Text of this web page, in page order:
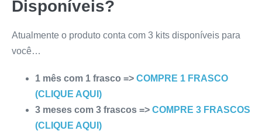
Disponíveis?
Atualmente o produto conta com 3 kits disponíveis para
você…
1 mês com 1 frasco => COMPRE 1 FRASCO
(CLIQUE AQUI)
3 meses com 3 frascos => COMPRE 3 FRASCOS
(CLIQUE AQUI)